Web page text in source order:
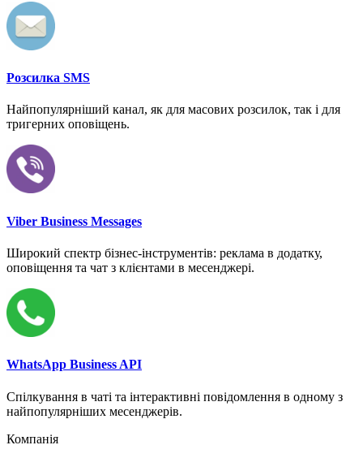
Розсилка SMS
Найпопулярніший канал, як для масових розсилок, так і для
тригерних оповіщень.
Viber Business Messages
Широкий спектр бізнес-інструментів: реклама в додатку,
оповіщення та чат з клієнтами в месенджері.
WhatsApp Business API
Спілкування в чаті та інтерактивні повідомлення в одному з
найпопулярніших месенджерів.
Компанія